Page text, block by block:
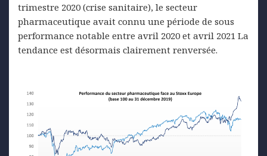
trimestre 2020 (crise sanitaire), le secteur
pharmaceutique avait connu une période de sous
performance notable entre avril 2020 et avril 2021 La
tendance est désormais clairement renversée.